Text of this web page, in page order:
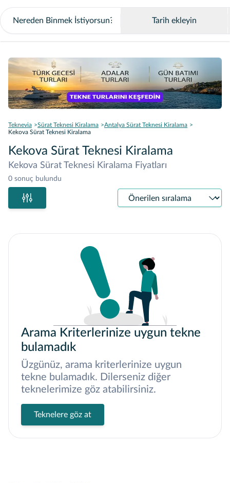
Tarih ekleyin
Teknevia Sürat Teknesi Kiralama
Antalya Sürat Teknesi Kiralama
Kekova Sürat Teknesi Kiralama
Kekova Sürat Teknesi Kiralama
Kekova Sürat Teknesi Kiralama Fiyatları
0 sonuç bulundu
Sıralama
Arama Kriterlerinize uygun tekne
bulamadık
Üzgünüz, arama kriterlerinize uygun
tekne bulamadık. Dilerseniz diğer
teknelerimize göz atabilirsiniz.
Teknelere göz at